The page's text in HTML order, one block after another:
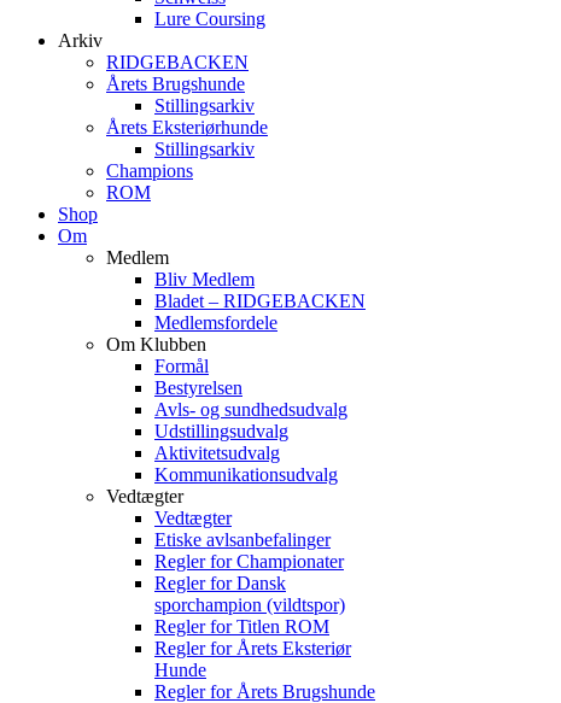
Lure Coursing
Arkiv
RIDGEBACKEN
Årets Brugshunde
Stillingsarkiv
Årets Eksteriørhunde
Stillingsarkiv
Champions
ROM
Shop
Om
Medlem
Bliv Medlem
Bladet – RIDGEBACKEN
Medlemsfordele
Om Klubben
Formål
Bestyrelsen
Avls- og sundhedsudvalg
Udstillingsudvalg
Aktivitetsudvalg
Kommunikationsudvalg
Vedtægter
Vedtægter
Etiske avlsanbefalinger
Regler for Championater
Regler for Dansk
sporchampion (vildtspor)
Regler for Titlen ROM
Regler for Årets Eksteriør
Hunde
Regler for Årets Brugshunde